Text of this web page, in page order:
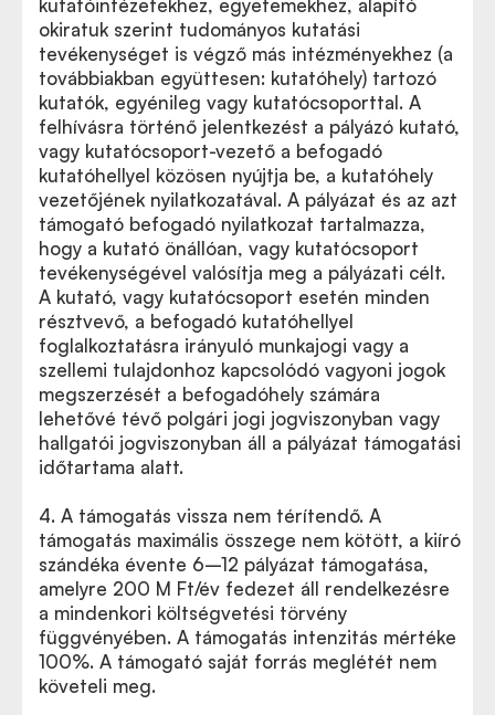
kutatóintézetekhez, egyetemekhez, alapító
okiratuk szerint tudományos kutatási
tevékenységet is végző más intézményekhez (a
továbbiakban együttesen: kutatóhely) tartozó
kutatók, egyénileg vagy kutatócsoporttal. A
felhívásra történő jelentkezést a pályázó kutató,
vagy kutatócsoport-vezető a befogadó
kutatóhellyel közösen nyújtja be, a kutatóhely
vezetőjének nyilatkozatával. A pályázat és az azt
támogató befogadó nyilatkozat tartalmazza,
hogy a kutató önállóan, vagy kutatócsoport
tevékenységével valósítja meg a pályázati célt.
A kutató, vagy kutatócsoport esetén minden
résztvevő, a befogadó kutatóhellyel
foglalkoztatásra irányuló munkajogi vagy a
szellemi tulajdonhoz kapcsolódó vagyoni jogok
megszerzését a befogadóhely számára
lehetővé tévő polgári jogi jogviszonyban vagy
hallgatói jogviszonyban áll a pályázat támogatási
időtartama alatt.
4. A támogatás vissza nem térítendő. A
támogatás maximális összege nem kötött, a kiíró
szándéka évente 6–12 pályázat támogatása,
amelyre 200 M Ft/év fedezet áll rendelkezésre
a mindenkori költségvetési törvény
függvényében. A támogatás intenzitás mértéke
100%. A támogató saját forrás meglétét nem
követeli meg.